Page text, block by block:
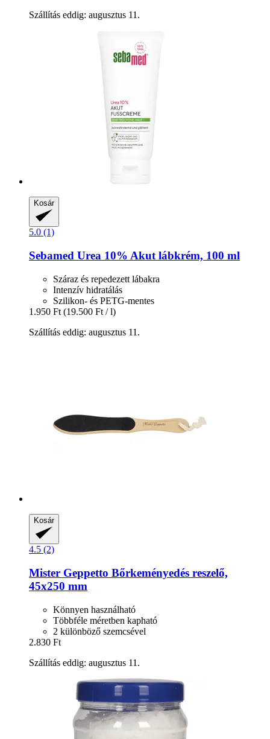
Szállítás eddig: augusztus 11.
Kosár
5.0 (1)
Sebamed Urea 10% Akut lábkrém, 100 ml
Száraz és repedezett lábakra
Intenzív hidratálás
Szilikon- és PETG-mentes
1.950 Ft (19.500 Ft / l)
Szállítás eddig: augusztus 11.
Kosár
4.5 (2)
Mister Geppetto Bőrkeményedés reszelő,
45x250 mm
Könnyen használható
Többféle méretben kapható
2 különböző szemcsével
2.830 Ft
Szállítás eddig: augusztus 11.